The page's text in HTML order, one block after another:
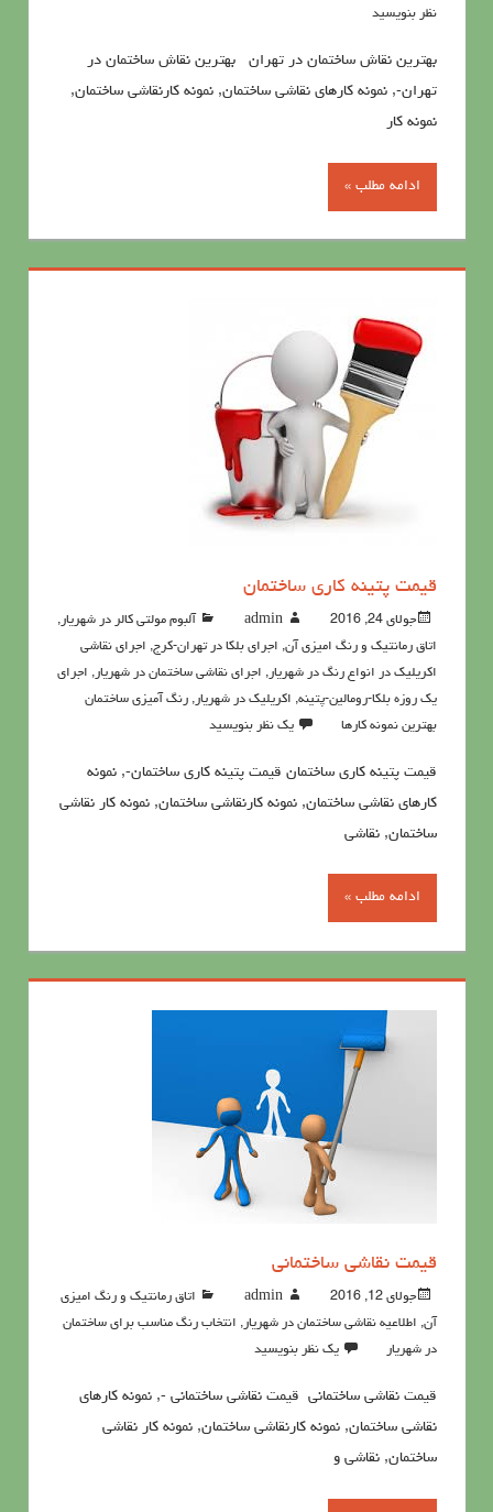
نظر بنویسید
بهترین نقاش ساختمان در تهران بهترین نقاش ساختمان در
تهران-, نمونه کارهای نقاشی ساختمان, نمونه کارنقاشی ساختمان,
نمونه کار
ادامه مطلب »
قیمت پتینه کاری ساختمان
جولای 24, 2016 admin آلبوم مولتی کالر در شهریار ,
اتاق رمانتیک و رنگ امیزی آن, اجرای بلکا در تهران-کرج, اجرای نقاشی
اکریلیک در انواع رنگ در شهریار , اجرای نقاشی ساختمان در شهریار , اجرای
یک روزه بلکا-رومالین-پتینه, اکريليک در شهریار , رنگ آميزي ساختمان
بهترین نمونه کارها
یک نظر بنویسید
قیمت پتینه کاری ساختمان قیمت پتینه کاری ساختمان-, نمونه
کارهای نقاشی ساختمان, نمونه کارنقاشی ساختمان, نمونه کار نقاشی
ساختمان, نقاشی
ادامه مطلب »
قيمت نقاشي ساختمانی
جولای 12, 2016 admin
اتاق رمانتیک و رنگ امیزی
آن, اطلاعيه نقاشی ساختمان در شهریار, انتخاب رنگ مناسب برای ساختمان
در شهریار
یک نظر بنویسید
قيمت نقاشي ساختمانی قيمت نقاشي ساختمانی -, نمونه کارهای
نقاشی ساختمان, نمونه کارنقاشی ساختمان, نمونه کار نقاشی
ساختمان, نقاشی و